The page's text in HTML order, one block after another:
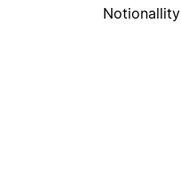
Notionallity